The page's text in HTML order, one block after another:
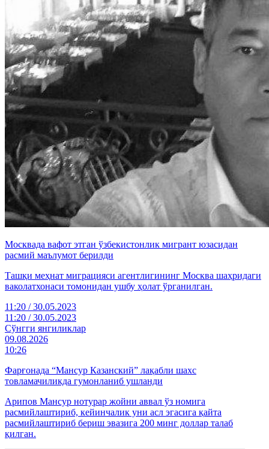
Москвада вафот этган ўзбекистонлик мигрант юзасидан
расмий маълумот берилди
Ташқи меҳнат миграцияси агентлигининг Москва шаҳридаги
ваколатхонаси томонидан ушбу ҳолат ўрганилган.
11:20 / 30.05.2023
11:20 / 30.05.2023
Cўнгги янгиликлар
09.08.2026
10:26
Фарғонада “Мансур Казанский” лақабли шахс
товламачиликда гумонланиб ушланди
Арипов Мансур нотурар жойни аввал ўз номига
расмийлаштириб, кейинчалик уни асл эгасига қайта
расмийлаштириб бериш эвазига 200 минг доллар талаб
қилган.